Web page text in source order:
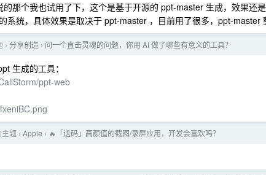
的那个我也试用了下，这个是基于开源的 ppt-master 生成，效果还
系统，具体效果是取决于 ppt-master ，目前用了很多，ppt-master
› 分享创造 › 问一个直击灵魂的问题，你用 AI 做了哪些有意义的工具？
生成的工具：
ppt-web
主题 › Apple › 🔥「送码」高颜值的截图/录屏应用，开发会喜欢吗？